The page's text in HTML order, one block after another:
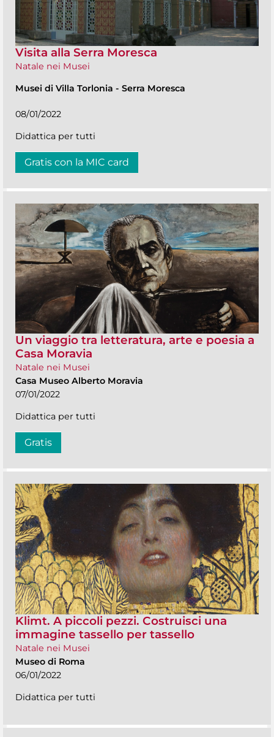
Visita alla Serra Moresca
Natale nei Musei
Musei di Villa Torlonia - Serra Moresca
08/01/2022
Didattica per tutti
Gratis con la MIC card
Un viaggio tra letteratura, arte e poesia a
Casa Moravia
Natale nei Musei
Casa Museo Alberto Moravia
07/01/2022
Didattica per tutti
Gratis
Klimt. A piccoli pezzi. Costruisci una
immagine tassello per tassello
Natale nei Musei
Museo di Roma
06/01/2022
Didattica per tutti